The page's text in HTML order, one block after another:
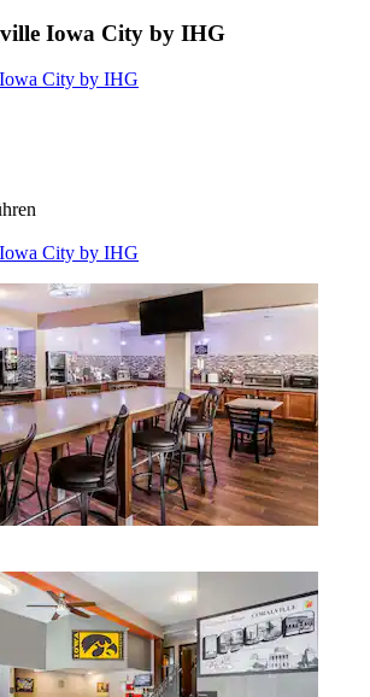
Iowa City by IHG
City by IHG
City by IHG